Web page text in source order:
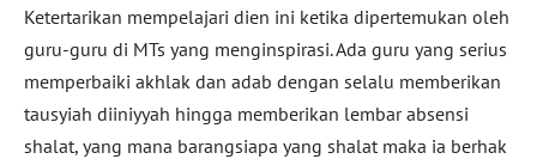
Ketertarikan mempelajari dien ini ketika dipertemukan oleh
guru-guru di MTs yang menginspirasi. Ada guru yang serius
memperbaiki akhlak dan adab dengan selalu memberikan
tausyiah diiniyyah hingga memberikan lembar absensi
shalat, yang mana barangsiapa yang shalat maka ia berhak